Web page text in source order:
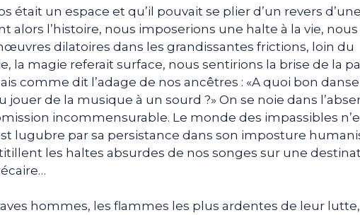
était un espace et qu’il pouvait se plier d’un revers d’une
alors l’histoire, nous imposerions une halte à la vie, nous
dilatoires dans les grandissantes frictions, loin du
la magie referait surface, nous sentirions la brise de la
comme dit l’adage de nos ancêtres : «A quoi bon
jouer de la musique à un sourd ?» On se noie dans
incommensurable. Le monde des impassibles
lugubre par sa persistance dans son imposture
les haltes absurdes de nos songes sur une
hommes, les flammes les plus ardentes de leur